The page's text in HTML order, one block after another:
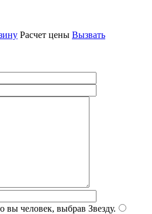
Расчет цены Вызвать
вы человек, выбрав Звезду.